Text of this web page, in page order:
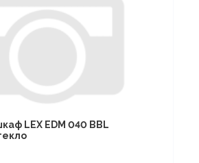
LEX EDM 040 BBL